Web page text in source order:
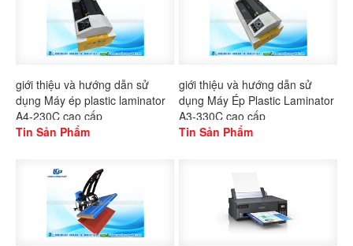
giới thiệu và hướng dẫn sử
dụng Máy ép plastic laminator
A4-230C cao cấp
Tin Sản Phẩm
giới thiệu và hướng dẫn sử
dụng Máy Ép Plastic Laminator
A3-330C cao cấp
Tin Sản Phẩm